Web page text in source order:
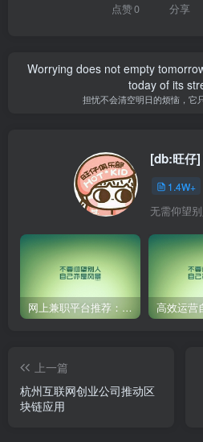
点赞0 分享
Worrying does not empty
today of its
担忧不会清空明日的烦恼，它
[db:旺仔]
1.4W+
无需仰望
网上兼职平台推荐：国外网赚任务！
上一篇
杭州互联网创业公司推动区
块链应用